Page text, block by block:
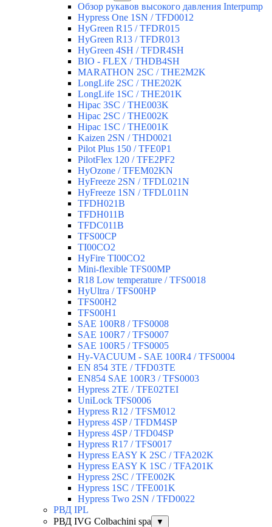
Обзор рукавов высокого давления Interpump
Hypress One 1SN / TFD0012
HyGreen R15 / TFDR015
HyGreen R13 / TFDR013
HyGreen 4SH / TFDR4SH
BIO - FLEX / THDB4SH
MARATHON 2SC / THE2M2K
LongLife 2SC / THE202K
LongLife 1SC / THE201K
Hipac 3SC / THE003K
Hipac 2SC / THE002K
Hipac 1SC / THE001K
Kaizen 2SN / THD0021
Pilot Plus 150 / TFE0P1
PilotFlex 120 / TFE2PF2
HyOzone / TFEM02KN
HyFreeze 2SN / TFDL021N
HyFreeze 1SN / TFDL011N
TFDH021B
TFDH011B
TFDC011B
TFS00CP
TI00CO2
HyFire TI00CO2
Mini-flexible TFS00MP
R18 Low temperature / TFS0018
HyUltra / TFS00HP
TFS00H2
TFS00H1
SAE 100R8 / TFS0008
SAE 100R7 / TFS0007
SAE 100R5 / TFS0005
Hy-VACUUM - SAE 100R4 / TFS0004
EN 854 3TE / TFD03TE
EN854 SAE 100R3 / TFS0003
Hypress 2TE / TFE02TEI
UniLock TFS0006
Hypress R12 / TFSM012
Hypress 4SP / TFDM4SP
Hypress 4SP / TFD04SP
Hypress R17 / TFS0017
Hypress EASY K 2SC / TFA202K
Hypress EASY K 1SC / TFA201K
Hypress 2SC / TFE002K
Hypress 1SC / TFE001K
Hypress Two 2SN / TFD0022
РВД IPL
РВД IVG Colbachini spa
▼